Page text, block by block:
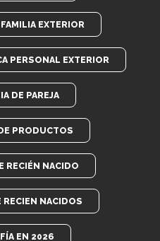
EXTERIOR
PERSONAL EXTERIOR
DE PAREJA
PRODUCTOS
RECIÉN NACIDO
RECIEN NACIDOS
EN 2026